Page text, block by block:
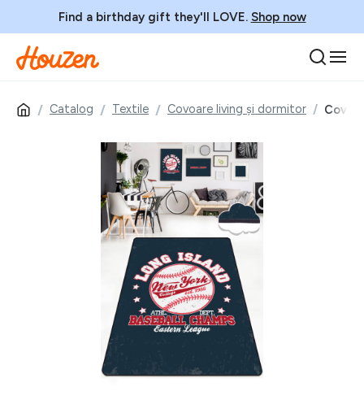
Find a birthday gift they'll LOVE. Shop now
Catalog Textile Covoare living și dormitor